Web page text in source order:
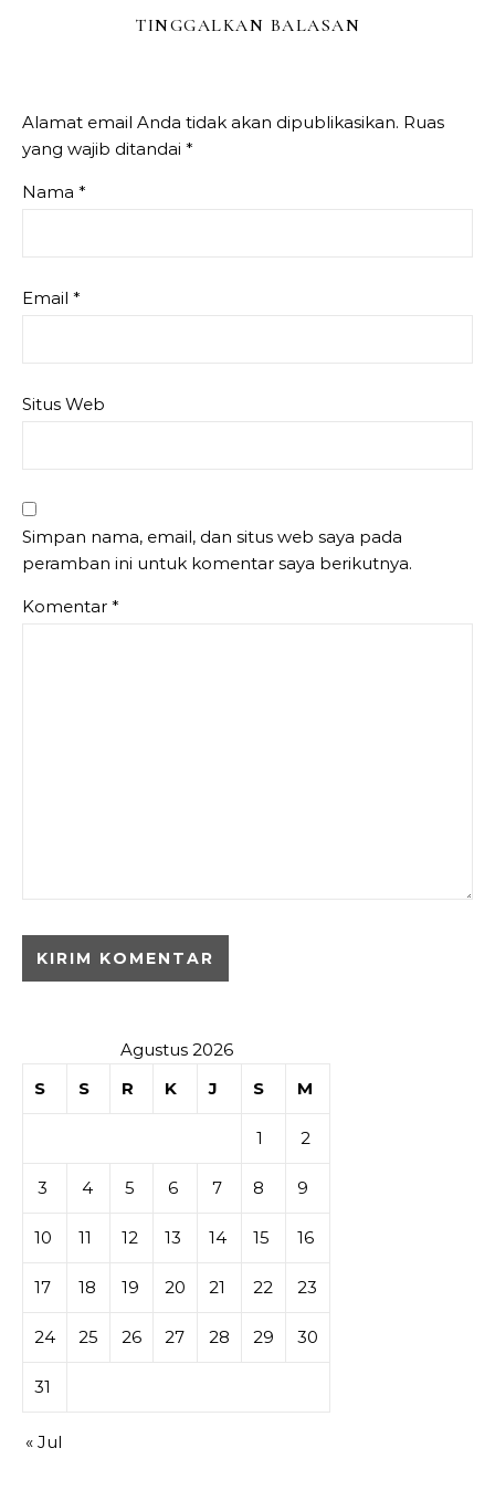
TINGGALKAN BALASAN
Alamat email Anda tidak akan dipublikasikan. Ruas
yang wajib ditandai *
Nama *
Email *
Situs Web
Simpan nama, email, dan situs web saya pada
peramban ini untuk komentar saya berikutnya.
Komentar *
Agustus 2026
S
S R K J S M
1 2
3 4 5 6 7 8 9
10 11 12 13 14 15 16
17 18 19 20 21 22 23
24 25 26 27 28 29 30
31
« Jul